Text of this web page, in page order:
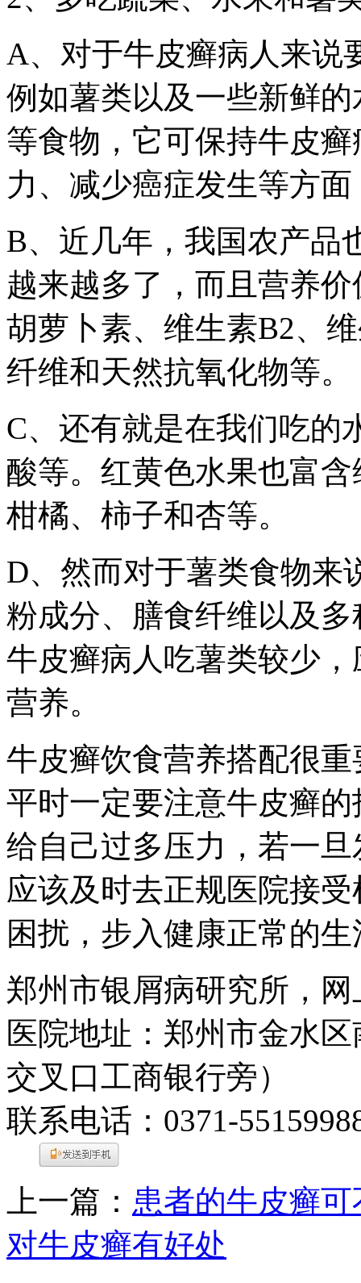
A、对于牛皮癣病人来说
例如薯类以及一些新鲜
等食物，它可保持牛皮
力、减少癌症发生等方
B、近几年，我国农产品
越来越多了，而且营养
胡萝卜素、维生素B2、
纤维和天然抗氧化物等。
C、还有就是在我们吃的
酸等。红黄色水果也富
柑橘、柿子和杏等。
D、然而对于薯类食物来
粉成分、膳食纤维以及
牛皮癣病人吃薯类较少
营养。
牛皮癣饮食营养搭配很
平时一定要注意牛皮癣
给自己过多压力，若一
应该及时去正规医院接
困扰，步入健康正常的生
郑州市银屑病研究所，
医院地址：郑州市金水
交叉口工商银行旁）
联系电话：0371-
上一篇： 患者的牛皮癣
对牛皮癣有好处